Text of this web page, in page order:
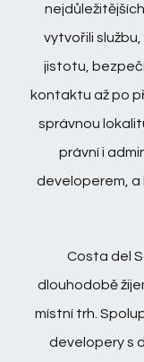
vytvořili
jistotu,
kontaktu až po
správnou
právní i
developerem, a
Costa del
dlouhodobě
místní trh.
developery s